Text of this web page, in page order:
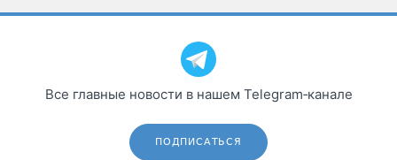
Все главные новости в нашем Telegram‑канале
ПОДПИСАТЬСЯ